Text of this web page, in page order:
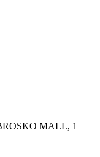
MALL, 1